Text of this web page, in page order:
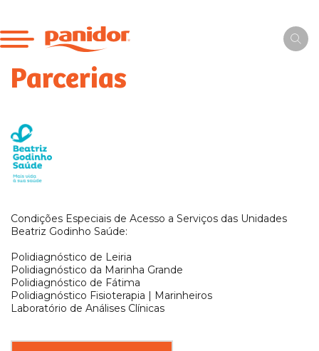
Parcerias
Condições Especiais de Acesso a Serviços das Unidades
Beatriz Godinho Saúde:
Polidiagnóstico de Leiria
Polidiagnóstico da Marinha Grande
Polidiagnóstico de Fátima
Polidiagnóstico Fisioterapia | Marinheiros
Laboratório de Análises Clínicas